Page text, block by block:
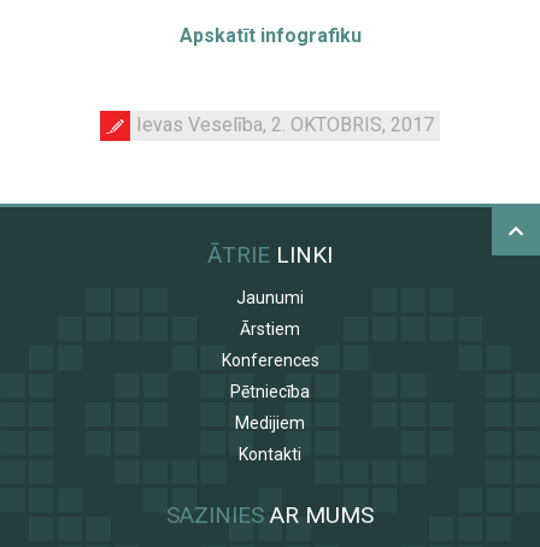
Apskatīt infografiku
Ievas Veselība, 2. OKTOBRIS, 2017
ĀTRIE LINKI
Jaunumi
Ārstiem
Konferences
Pētniecība
Medijiem
Kontakti
SAZINIES AR MUMS